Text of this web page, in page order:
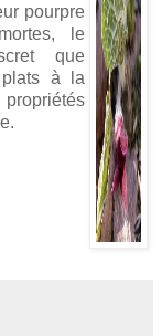
pourpre
le
que
plats à la